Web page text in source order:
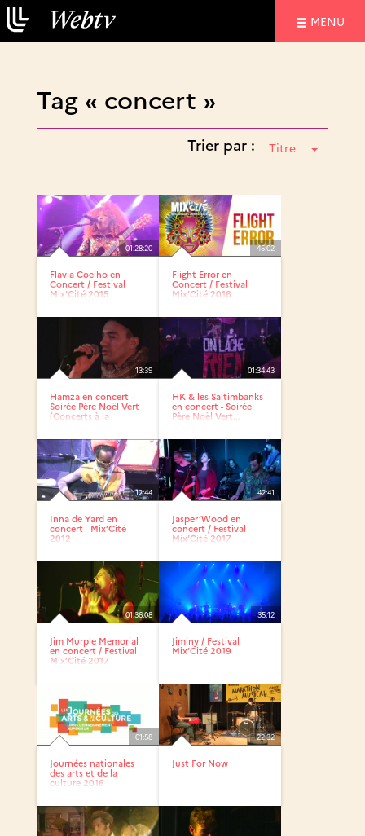
MENU
Tag « concert »
Trier par : Titre
01:28:20
Flavia Coelho en
Concert / Festival
Mix’Cité 2015
45:02
Flight Error en
Concert / Festival
Mix’Cité 2016
13:39
Hamza en concert -
Soirée Père Noël Vert
(Concerts à la
01:34:43
HK & les Saltimbanks
en concert - Soirée
Père Noël Vert...
12:44
Inna de Yard en
concert - Mix’Cité
2012
42:41
Jasper’Wood en
concert / Festival
Mix’Cité 2017
01:36:08
Jim Murple Memorial
en concert / Festival
Mix’Cité 2017
35:12
Jiminy / Festival
Mix’Cité 2019
01:58
Journées nationales
des arts et de la
culture 2016
22:32
Just For Now